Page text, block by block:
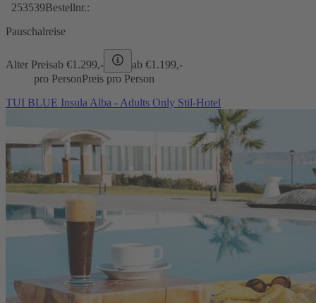
253539Bestellnr.:
Pauschalreise
Alter Preisab €1.299,- ab €1.199,-
pro PersonPreis pro Person
TUI BLUE Insula Alba - Adults Only Stil-Hotel